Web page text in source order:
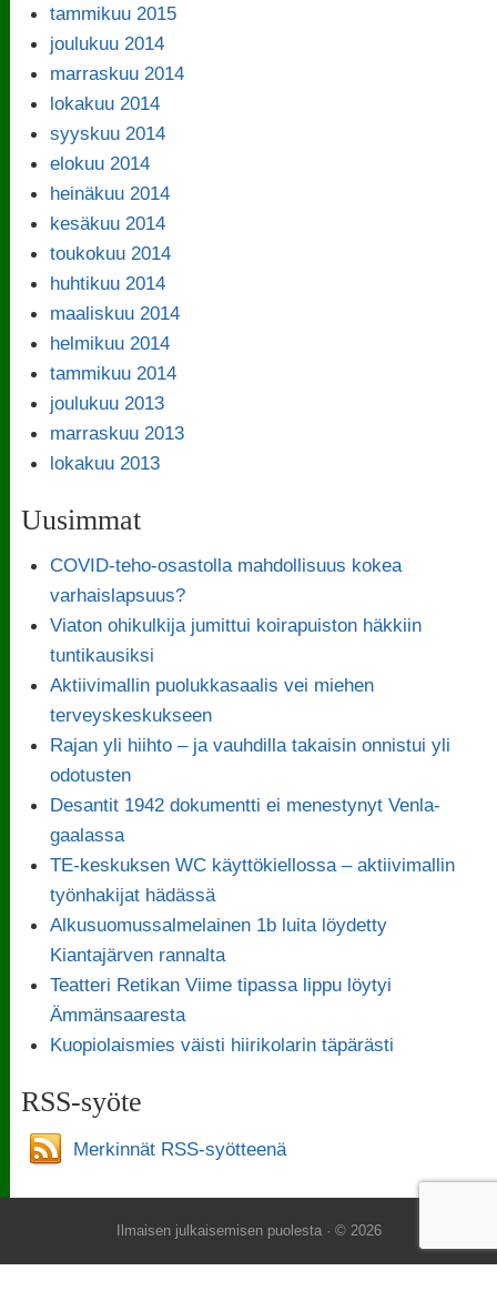
tammikuu 2015
joulukuu 2014
marraskuu 2014
lokakuu 2014
syyskuu 2014
elokuu 2014
heinäkuu 2014
kesäkuu 2014
toukokuu 2014
huhtikuu 2014
maaliskuu 2014
helmikuu 2014
tammikuu 2014
joulukuu 2013
marraskuu 2013
lokakuu 2013
Uusimmat
COVID-teho-osastolla mahdollisuus kokea
varhaislapsuus?
Viaton ohikulkija jumittui koirapuiston häkkiin
tuntikausiksi
Aktiivimallin puolukkasaalis vei miehen
terveyskeskukseen
Rajan yli hiihto – ja vauhdilla takaisin onnistui yli
odotusten
Desantit 1942 dokumentti ei menestynyt Venla-
gaalassa
TE-keskuksen WC käyttökiellossa – aktiivimallin
työnhakijat hädässä
Alkusuomussalmelainen 1b luita löydetty
Kiantajärven rannalta
Teatteri Retikan Viime tipassa lippu löytyi
Ämmänsaaresta
Kuopiolaismies väisti hiirikolarin täpärästi
RSS-syöte
Merkinnät RSS-syötteenä
Ilmaisen julkaisemisen puolesta · © 2026